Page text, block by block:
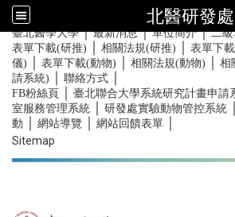
北醫研發處
::: 臺北醫學大學｜最新消息｜單位簡介｜二
表單下載(研推) 相關法規(研推) 表單下
儀)
表單下載(動物) 相關法規(動物)
相
請系統)
聯絡方式
FB粉絲頁 臺北聯合大學系統研究計畫申請
室服務管理系統
研發處實驗動物管控系統
動
網站導覽 網站回饋表單
Sitemap